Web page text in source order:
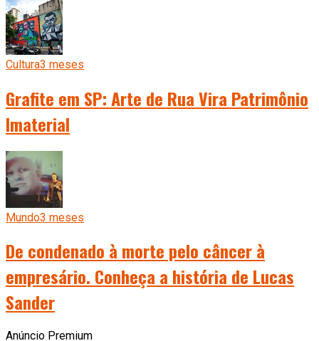
Cultura3 meses
Grafite em SP: Arte de Rua Vira Patrimônio
Imaterial
Mundo3 meses
De condenado à morte pelo câncer à
empresário. Conheça a história de Lucas
Sander
Anúncio Premium